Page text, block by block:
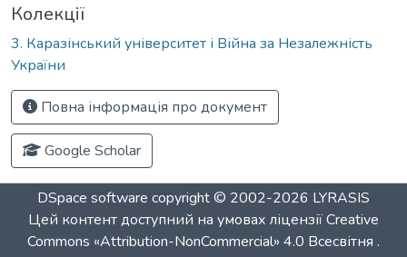
Колекції
3. Каразінський університет і Війна за Незалежність
України
Повна інформація про документ
Google Scholar
DSpace software copyright © 2002-2026 LYRASIS
Цей контент доступний на умовах ліцензіїCreative
Commons «Attribution-NonCommercial» 4.0 Всесвітня .